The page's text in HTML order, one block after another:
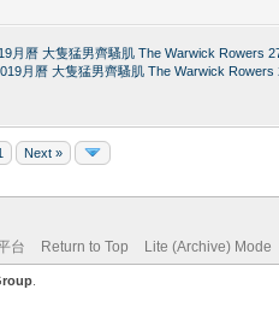
月曆 大隻猛男齊騷肌 The Warwick Rowers
月曆 大隻猛男齊騷肌 The Warwick Rowers
Next »
台 Return to Top Lite (Archive) Mode